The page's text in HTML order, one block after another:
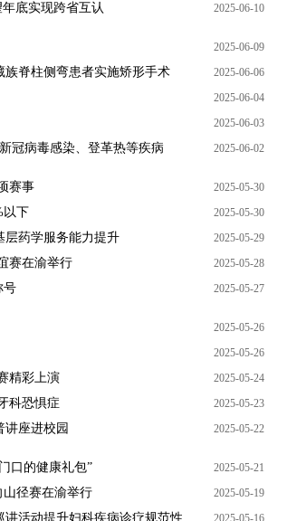
底实现跨省互认 2025-06-10
2025-06-09
族脊柱侧弯患者实施矫形手术 2025-06-06
2025-06-04
2025-06-03
冠病毒感染、登革热等疾病 2025-06-02
赛事 2025-05-30
以下 2025-05-30
层药学服务能力提升 2025-05-29
赛在渝举行 2025-05-28
号 2025-05-27
2025-05-26
2025-05-26
精彩上演 2025-05-24
科恐惧症 2025-05-23
座进校园 2025-05-22
口的健康礼包” 2025-05-21
山径赛在渝举行 2025-05-19
活动提升妇科疾病诊疗规范性 2025-05-16